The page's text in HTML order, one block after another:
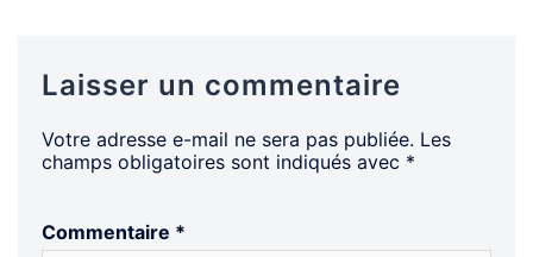
Laisser un commentaire
Votre adresse e-mail ne sera pas publiée. Les
champs obligatoires sont indiqués avec *
Commentaire *